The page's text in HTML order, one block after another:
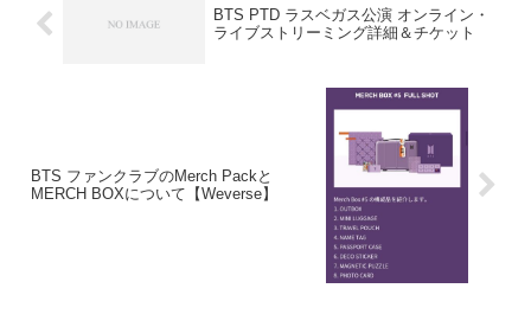
BTS PTD ラスベガス公演 オンライン・
ライブストリーミング詳細＆チケット
BTS ファンクラブのMerch Packと
MERCH BOXについて【Weverse】